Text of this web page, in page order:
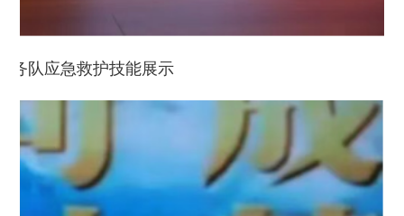
务队应急救护技能展示